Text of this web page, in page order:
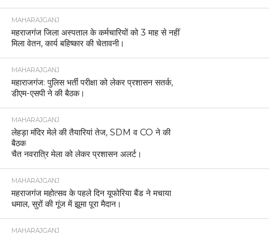
MAHARAJGANJ
महराजगंज जिला अस्पताल के कर्मचारियों को 3 माह से नहीं
मिला वेतन, कार्य बहिष्कार की चेतावनी।
MAHARAJGANJ
महाराजगंज: पुलिस भर्ती परीक्षा को लेकर प्रशासन सतर्क,
डीएम-एसपी ने की बैठक।
MAHARAJGANJ
लेहड़ा मंदिर मेले की तैयारियां तेज, SDM व CO ने की
बैठक
चैत नवरात्रि मेला को लेकर प्रशासन अलर्ट।
MAHARAJGANJ
महराजगंज महोत्सव के पहले दिन यूफोरिया बैंड ने मचाया
धमाल, सुरों की गूंज में झूमा पूरा मैदान।
MAHARAJGANJ